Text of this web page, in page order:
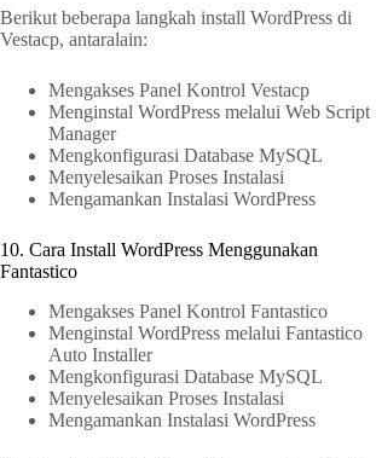
Berikut beberapa langkah install WordPress di
Vestacp, antaralain:
Mengakses Panel Kontrol Vestacp
Menginstal WordPress melalui Web Script
Manager
Mengkonfigurasi Database MySQL
Menyelesaikan Proses Instalasi
Mengamankan Instalasi WordPress
10. Cara Install WordPress Menggunakan
Fantastico
Mengakses Panel Kontrol Fantastico
Menginstal WordPress melalui Fantastico
Auto Installer
Mengkonfigurasi Database MySQL
Menyelesaikan Proses Instalasi
Mengamankan Instalasi WordPress